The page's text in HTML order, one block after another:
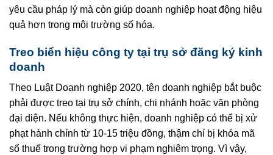
yêu cầu pháp lý mà còn giúp doanh nghiệp hoạt động hiệu
quả hơn trong môi trường số hóa.
Treo biển hiệu công ty tại trụ sở đăng ký kinh
doanh
Theo Luật Doanh nghiệp 2020, tên doanh nghiệp bắt buộc
phải được treo tại trụ sở chính, chi nhánh hoặc văn phòng
đại diện. Nếu không thực hiện, doanh nghiệp có thể bị xử
phạt hành chính từ 10-15 triệu đồng, thậm chí bị khóa mã
số thuế trong trường hợp vi phạm nghiêm trọng. Vì vậy,